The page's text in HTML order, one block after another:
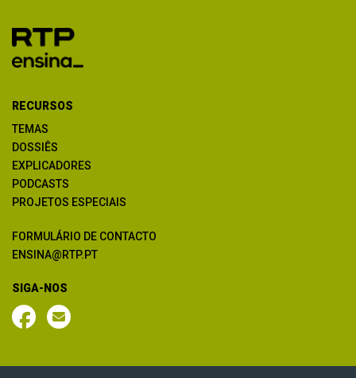
RECURSOS
TEMAS
DOSSIÊS
EXPLICADORES
PODCASTS
PROJETOS ESPECIAIS
FORMULÁRIO DE CONTACTO
ENSINA@RTP.PT
SIGA-NOS